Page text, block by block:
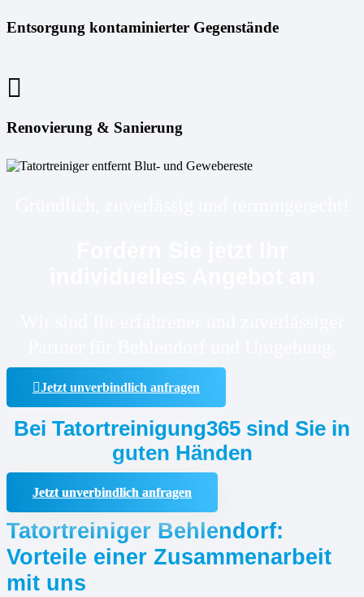
Entsorgung kontaminierter Gegenstände
Renovierung & Sanierung
Jetzt unverbindlich anfragen
Bei Tatortreinigung365 sind Sie in
guten Händen
Jetzt unverbindlich anfragen
Tatortreiniger Behlendorf:
Vorteile einer Zusammenarbeit
mit uns